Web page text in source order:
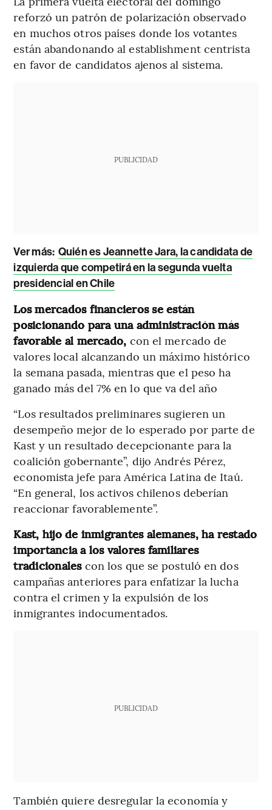
reforzó un patrón de polarización observado
en muchos otros países donde los votantes
están abandonando al establishment centrista
en favor de candidatos ajenos al sistema.
PUBLICIDAD
Ver más: Quién es Jeannette Jara, la candidata de
izquierda que competirá en la segunda vuelta
presidencial en Chile
Los mercados financieros se están
posicionando para una administración más
favorable al mercado, con el mercado de
valores local alcanzando un máximo histórico
la semana pasada, mientras que el peso ha
ganado más del 7% en lo que va del año
“Los resultados preliminares sugieren un
desempeño mejor de lo esperado por parte de
Kast y un resultado decepcionante para la
coalición gobernante”, dijo Andrés Pérez,
economista jefe para América Latina de Itaú.
“En general, los activos chilenos deberían
reaccionar favorablemente”.
Kast, hijo de inmigrantes alemanes, ha restado
importancia a los valores familiares
tradicionales con los que se postuló en dos
campañas anteriores para enfatizar la lucha
contra el crimen y la expulsión de los
inmigrantes indocumentados.
PUBLICIDAD
También quiere desregular la economía y